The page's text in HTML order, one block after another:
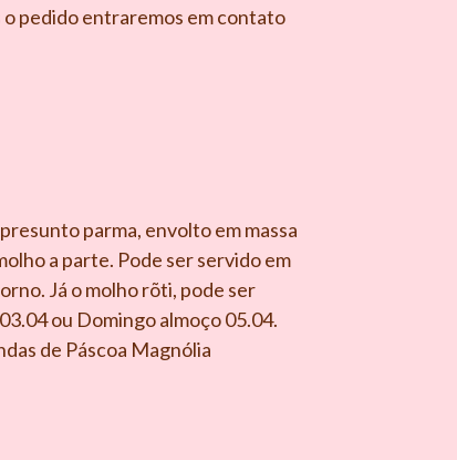
o pedido entraremos em contato
parma, envolto em massa
a parte. Pode ser servido em
Já o molho rõti, pode ser
ou Domingo almoço 05.04.
de Páscoa Magnólia